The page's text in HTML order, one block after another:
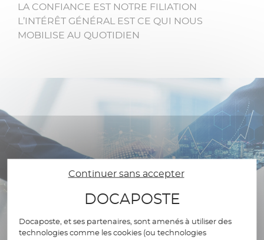
LA CONFIANCE EST NOTRE FILIATION
L’INTÉRÊT GÉNÉRAL EST CE QUI NOUS
MOBILISE AU QUOTIDIEN
Continuer sans accepter
DOCAPOSTE
Docaposte, et ses partenaires, sont amenés à utiliser des
technologies comme les cookies (ou technologies